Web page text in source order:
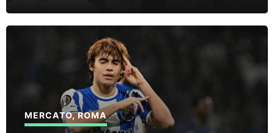
MERCATO,ROMA